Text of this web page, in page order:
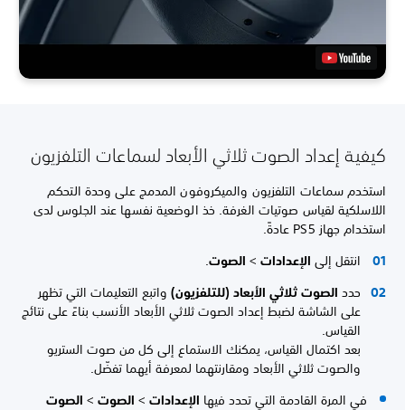
كيفية إعداد الصوت ثلاثي الأبعاد لسماعات التلفزيون
استخدم سماعات التلفزيون والميكروفون المدمج على وحدة التحكم
اللاسلكية لقياس صوتيات الغرفة. خذ الوضعية نفسها عند الجلوس لدى
استخدام جهاز PS5 عادةً.
انتقل إلىالإعدادات>الصوت.
حددالصوت ثلاثي الأبعاد (للتلفزيون)واتبع التعليمات التي تظهر
على الشاشة لضبط إعداد الصوت ثلاثي الأبعاد الأنسب بناءً على نتائج
القياس.
بعد اكتمال القياس، يمكنك الاستماع إلى كل من صوت الستريو
والصوت ثلاثي الأبعاد ومقارنتهما لمعرفة أيهما تفضّل.
في المرة القادمة التي تحدد فيهاالإعدادات>الصوت>الصوت